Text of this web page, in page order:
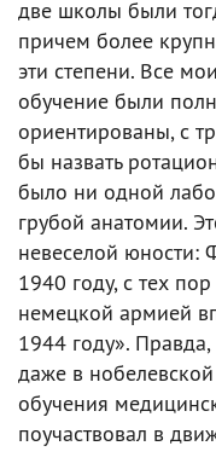
две школы были
причем более
эти степени. Все
обучение были
ориентированы, с
бы назвать
было ни одной
грубой анатомии.
невеселой юности:
1940 году, с тех
немецкой армией
1944 году».
даже в
обучения
поучаствовал в